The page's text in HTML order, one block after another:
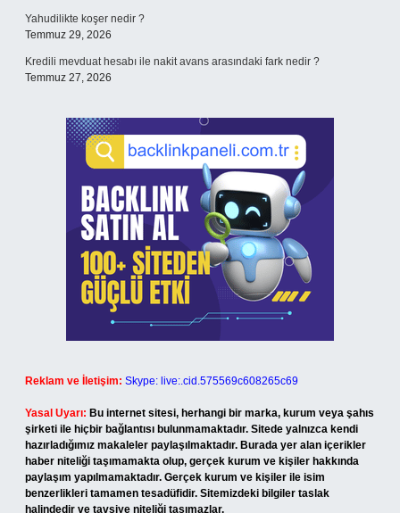
Yahudilikte koşer nedir ?
Temmuz 29, 2026
Kredili mevduat hesabı ile nakit avans arasındaki fark nedir ?
Temmuz 27, 2026
Reklam ve İletişim: Skype: live:.cid.575569c608265c69
Yasal Uyarı: Bu internet sitesi, herhangi bir marka, kurum veya şahıs
şirketi ile hiçbir bağlantısı bulunmamaktadır. Sitede yalnızca kendi
hazırladığımız makaleler paylaşılmaktadır. Burada yer alan içerikler
haber niteliği taşımamakta olup, gerçek kurum ve kişiler hakkında
paylaşım yapılmamaktadır. Gerçek kurum ve kişiler ile isim
benzerlikleri tamamen tesadüfidir. Sitemizdeki bilgiler taslak
halindedir ve tavsiye niteliği taşımazlar.